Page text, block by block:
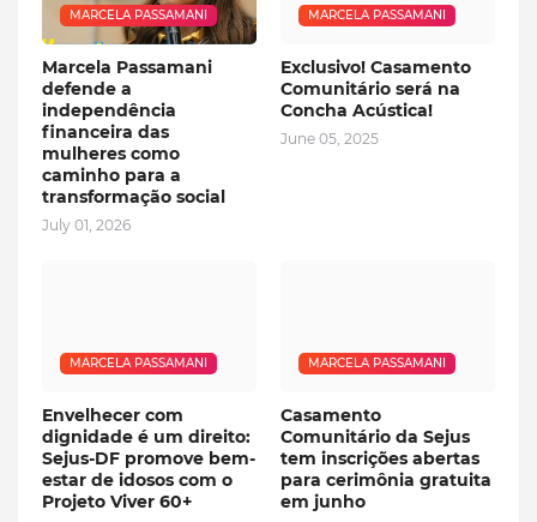
MARCELA PASSAMANI
Marcela Passamani
defende a
independência
financeira das
mulheres como
caminho para a
transformação social
July 01, 2026
MARCELA PASSAMANI
Exclusivo! Casamento
Comunitário será na
Concha Acústica!
June 05, 2025
MARCELA PASSAMANI
Envelhecer com
dignidade é um direito:
Sejus-DF promove bem-
estar de idosos com o
Projeto Viver 60+
MARCELA PASSAMANI
Casamento
Comunitário da Sejus
tem inscrições abertas
para cerimônia gratuita
em junho